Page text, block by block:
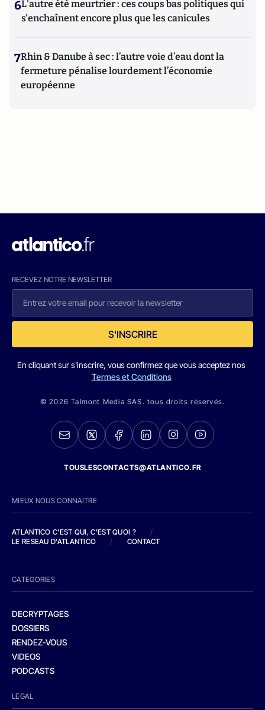
6L'autre été meurtrier : ces coups bas politiques qui
s'enchaînent encore plus que les canicules
7Rhin & Danube à sec : l’autre voie d’eau dont la
fermeture pénalise lourdement l’économie
européenne
RECEVEZ NOTRE NEWSLETTER
S'INSCRIRE
En cliquant sur s'inscrire, vous confirmez que vous acceptez nos
Termes et Conditions
© 2026 Talmont Media SAS. tous droits réservés.
TOUSLESCONTACTS@ATLANTICO.FR
MIEUX NOUS CONNAITRE
ATLANTICO C'EST QUI, C'EST QUOI ?
/
LE RESEAU D'ATLANTICO
/ CONTACT
CATEGORIES
DECRYPTAGES
DOSSIERS
RENDEZ-VOUS
VIDEOS
PODCASTS
LEGAL